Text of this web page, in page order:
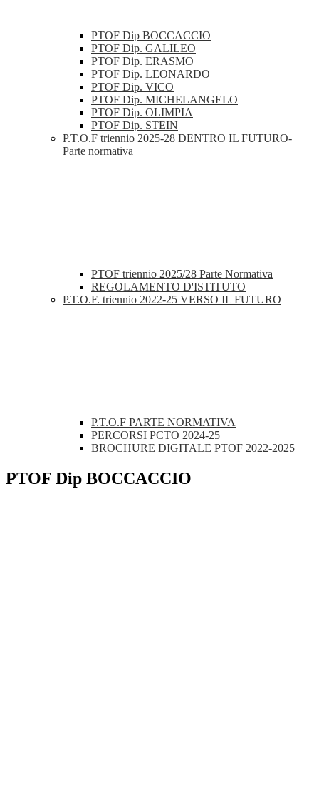
PTOF Dip BOCCACCIO
PTOF Dip. GALILEO
PTOF Dip. ERASMO
PTOF Dip. LEONARDO
PTOF Dip. VICO
PTOF Dip. MICHELANGELO
PTOF Dip. OLIMPIA
PTOF Dip. STEIN
P.T.O.F triennio 2025-28 DENTRO IL FUTURO-
Parte normativa
PTOF triennio 2025/28 Parte Normativa
REGOLAMENTO D'ISTITUTO
P.T.O.F. triennio 2022-25 VERSO IL FUTURO
P.T.O.F PARTE NORMATIVA
PERCORSI PCTO 2024-25
BROCHURE DIGITALE PTOF 2022-2025
PTOF Dip BOCCACCIO